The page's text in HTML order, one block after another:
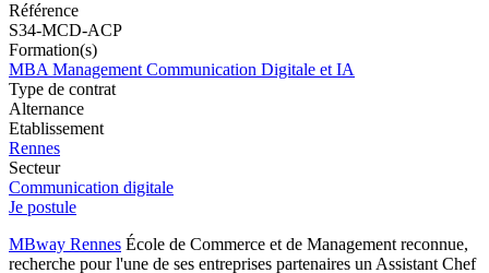
Référence
S34-MCD-ACP
Formation(s)
MBA Management Communication Digitale et IA
Type de contrat
Alternance
Etablissement
Rennes
Secteur
Communication digitale
Je postule
MBway Rennes École de Commerce et de Management reconnue,
recherche pour l'une de ses entreprises partenaires un Assistant Chef